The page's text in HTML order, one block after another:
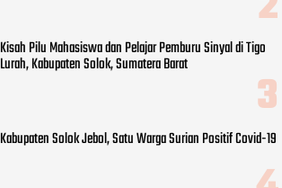
Kisah Pilu Mahasiswa dan Pelajar Pemburu Sinyal di Tigo
Lurah, Kabupaten Solok, Sumatera Barat
Kabupaten Solok Jebol, Satu Warga Surian Positif Covid-19